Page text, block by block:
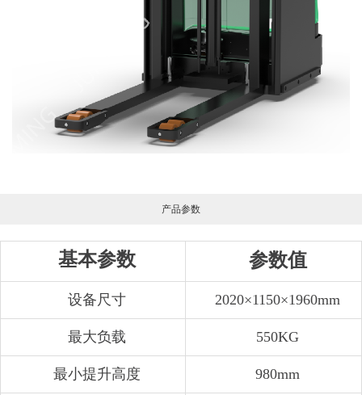
产品参数
基本参数 参数值
设备尺寸 2020×1150×1960mm
最大负载 550KG
最小提升高度 980mm